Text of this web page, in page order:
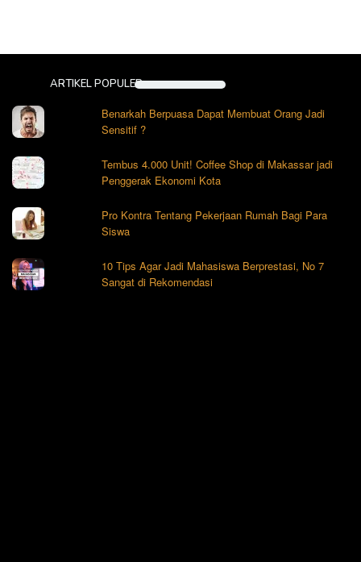
ARTIKEL POPULER
Benarkah Berpuasa Dapat Membuat Orang Jadi
Sensitif ?
Tembus 4.000 Unit! Coffee Shop di Makassar jadi
Penggerak Ekonomi Kota
Pro Kontra Tentang Pekerjaan Rumah Bagi Para
Siswa
10 Tips Agar Jadi Mahasiswa Berprestasi, No 7
Sangat di Rekomendasi